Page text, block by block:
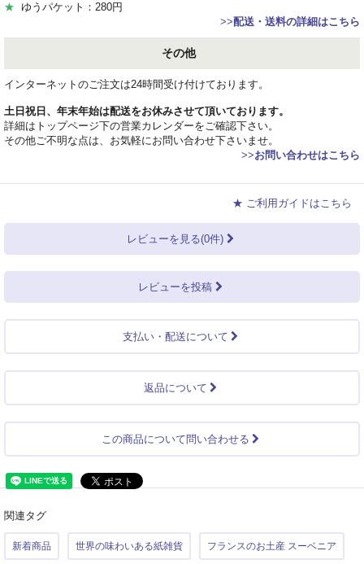
★ ゆうパケット：280円
>>配送・送料の詳細はこちら
その他
インターネットのご注文は24時間受け付けております。
土日祝日、年末年始は配送をお休みさせて頂いております。
詳細はトップページ下の営業カレンダーをご確認下さい。
その他ご不明な点は、お気軽にお問い合わせ下さいませ。
>>お問い合わせはこちら
★ ご利用ガイドはこちら
レビューを見る(0件)
レビューを投稿
支払い・配送について
返品について
この商品について問い合わせる
関連タグ
新着商品 世界の味わいある紙雑貨 フランスのお土産 スーベニア